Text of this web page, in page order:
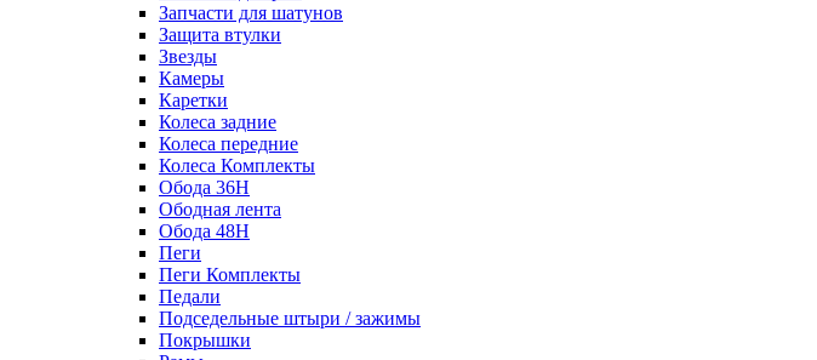
Запчасти для шатунов
Защита втулки
Звезды
Камеры
Каретки
Колеса задние
Колеса передние
Колеса Комплекты
Обода 36H
Ободная лента
Обода 48H
Пеги
Пеги Комплекты
Педали
Подседельные штыри / зажимы
Покрышки